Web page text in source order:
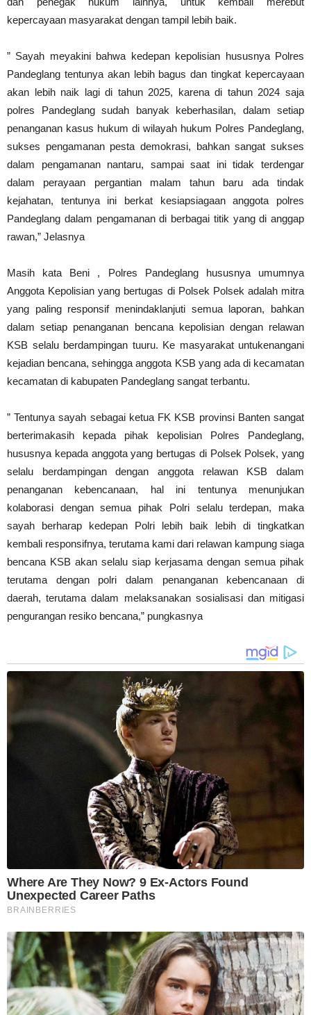
kepercayaan masyarakat dengan tampil lebih baik.
” Sayah meyakini bahwa kedepan kepolisian hususnya Polres
Pandeglang tentunya akan lebih bagus dan tingkat kepercayaan
akan lebih naik lagi di tahun 2025, karena di tahun 2024 saja
polres Pandeglang sudah banyak keberhasilan, dalam setiap
penanganan kasus hukum di wilayah hukum Polres Pandeglang,
sukses pengamanan pesta demokrasi, bahkan sangat sukses
dalam pengamanan nantaru, sampai saat ini tidak terdengar
dalam perayaan pergantian malam tahun baru ada tindak
kejahatan, tentunya ini berkat kesiapsiagaan anggota polres
Pandeglang dalam pengamanan di berbagai titik yang di anggap
rawan,” Jelasnya
Masih kata Beni , Polres Pandeglang hususnya umumnya
Anggota Kepolisian yang bertugas di Polsek Polsek adalah mitra
yang paling responsif menindaklanjuti semua laporan, bahkan
dalam setiap penanganan bencana kepolisian dengan relawan
KSB selalu berdampingan tuuru. Ke masyarakat untukenangani
kejadian bencana, sehingga anggota KSB yang ada di kecamatan
kecamatan di kabupaten Pandeglang sangat terbantu.
” Tentunya sayah sebagai ketua FK KSB provinsi Banten sangat
berterimakasih kepada pihak kepolisian Polres Pandeglang,
hususnya kepada anggota yang bertugas di Polsek Polsek, yang
selalu berdampingan dengan anggota relawan KSB dalam
penanganan kebencanaan, hal ini tentunya menunjukan
kolaborasi dengan semua pihak Polri selalu terdepan, maka
sayah berharap kedepan Polri lebih baik lebih di tingkatkan
kembali responsifnya, terutama kami dari relawan kampung siaga
bencana KSB akan selalu siap kerjasama dengan semua pihak
terutama dengan polri dalam penanganan kebencanaan di
daerah, terutama dalam melaksanakan sosialisasi dan mitigasi
pengurangan resiko bencana,” pungkasnya